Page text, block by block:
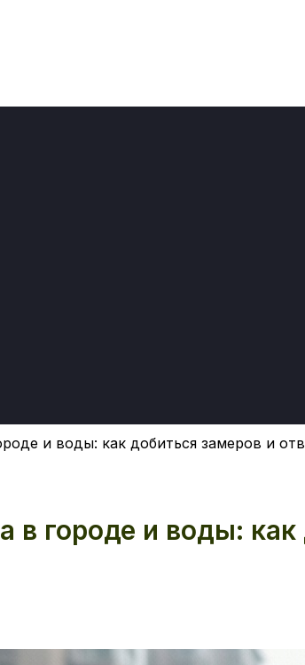
и воды: как добиться замеров и
в городе и воды: